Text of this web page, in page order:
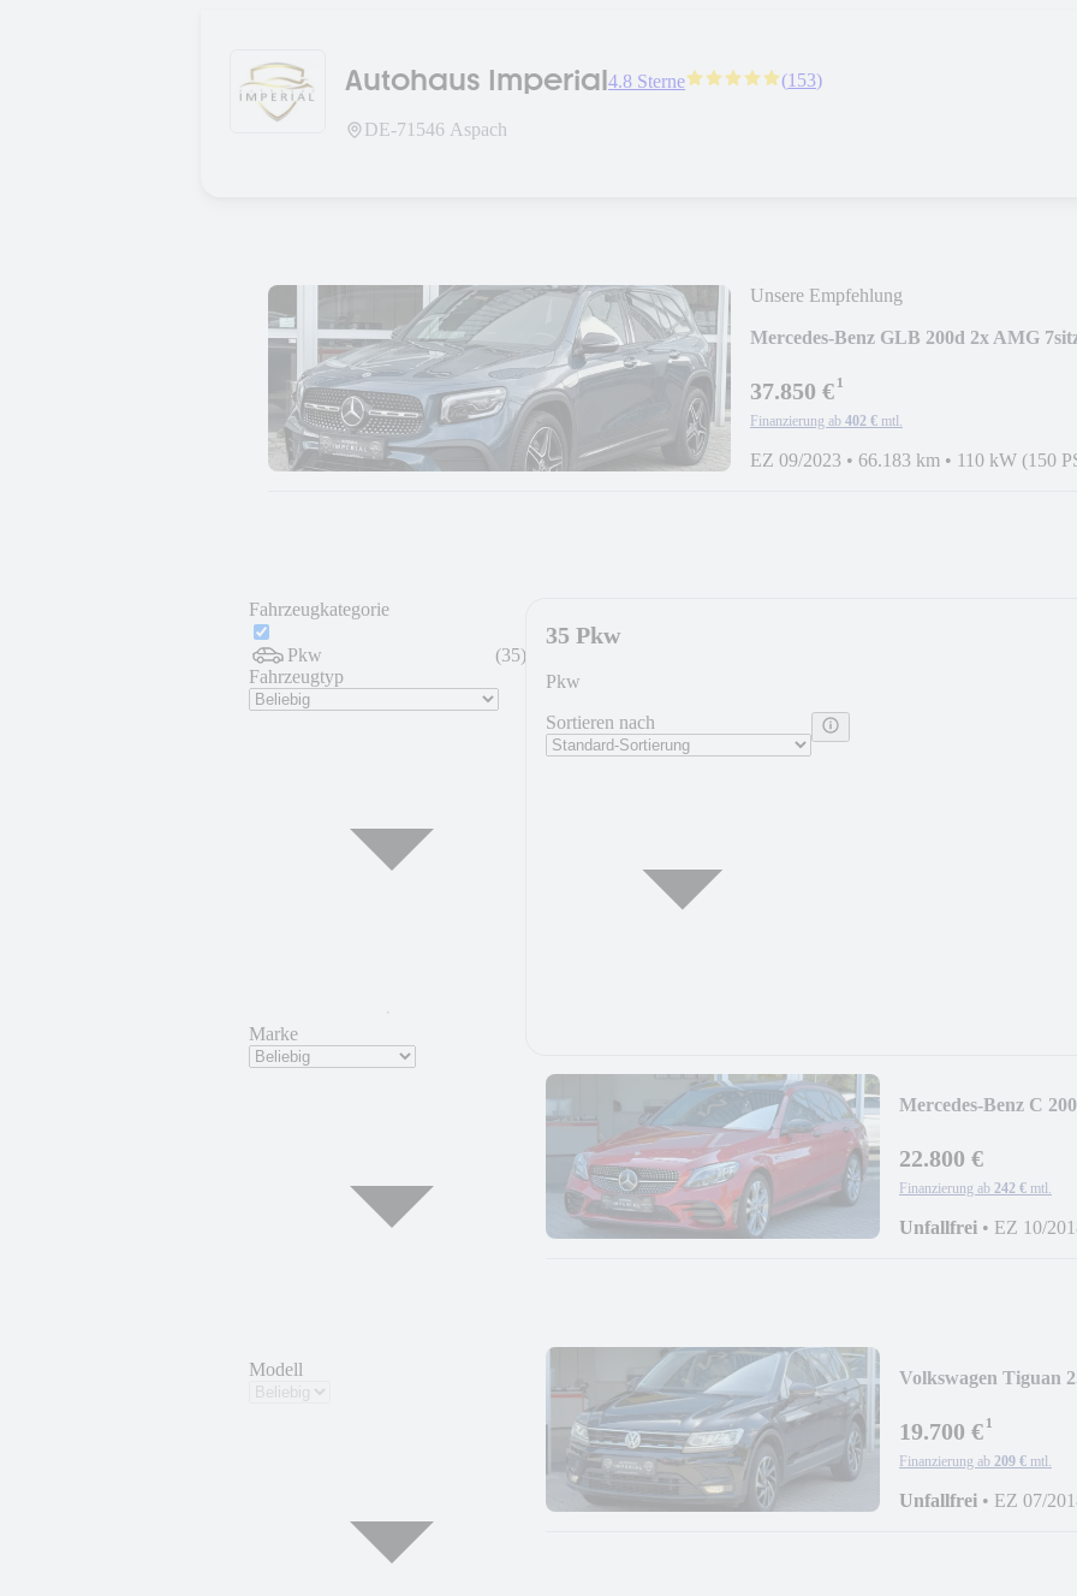
Autohaus Imperial4.8 Sterne (153)
DE-71546 Aspach
Unsere Empfehlung
Mercedes-Benz GLB 200d 2x AMG
37.850 €¹
Finanzierung ab 402 € mtl.
EZ 09/2023 • 66.183 km • 110 kW (150
Fahrzeugkategorie
Pkw (35)
Fahrzeugtyp
Marke
Modell
35 Pkw
Pkw
Sortieren nach
Mercedes-Benz C
22.800 €
Finanzierung ab 242 € mtl.
Unfallfrei • EZ 10/
Volkswagen Tiguan
19.700 €¹
Finanzierung ab 209 € mtl.
Unfallfrei • EZ 07/